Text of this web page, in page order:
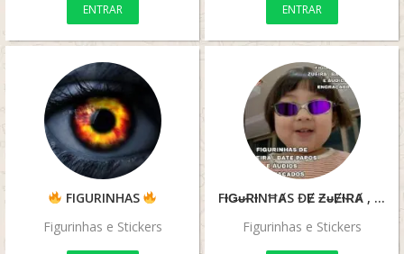
ENTRAR ENTRAR
FIGURINHAS
Figurinhas e Stickers
FƗǤᵾɌƗNĦȺS ĐɆ ƵᵾɆƗɌȺ , ɃȺŦɆ ⱣȺⱣØS Ɇ ÁᵾĐƗØS ɆNǤɌȺÇȺĐØS
Figurinhas e Stickers